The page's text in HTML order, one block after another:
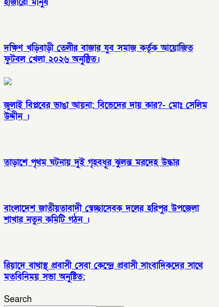
হাজারো মানুষ
দক্ষিণ খড়িবাড়ী তেলীর বাজার যুব সমাজ কর্তৃক আয়োজিত
ফুটবল খেলা ২০২৬ অনুষ্ঠিত।
জুলাই বিপ্লবের ভাঙা আয়না: বিভেদের দায় কার?- মোঃ সেলিম
উদ্দীন ।
তাড়াশে পৃথম ঘটনায় দুই গৃহবধূর ঝুলন্ত মরদেহ উদ্ধার
বাংলাদেশ জাতীয়তাবাদী স্বেচ্ছাসেবক দলের হরিপুর উপজেলা
শাখার নতুন কমিটি গঠন ।
রিয়াদে বাথাস্থ প্রবাসী সেবা কেন্দ্রে প্রবাসী সাংবাদিকদের সাথে
মতবিনিময় সভা অনুষ্টিত;
Search